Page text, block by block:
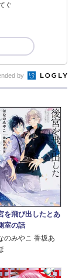
ぐ
by
を飛び出したとあ
室の話
のみやこ 香坂あ